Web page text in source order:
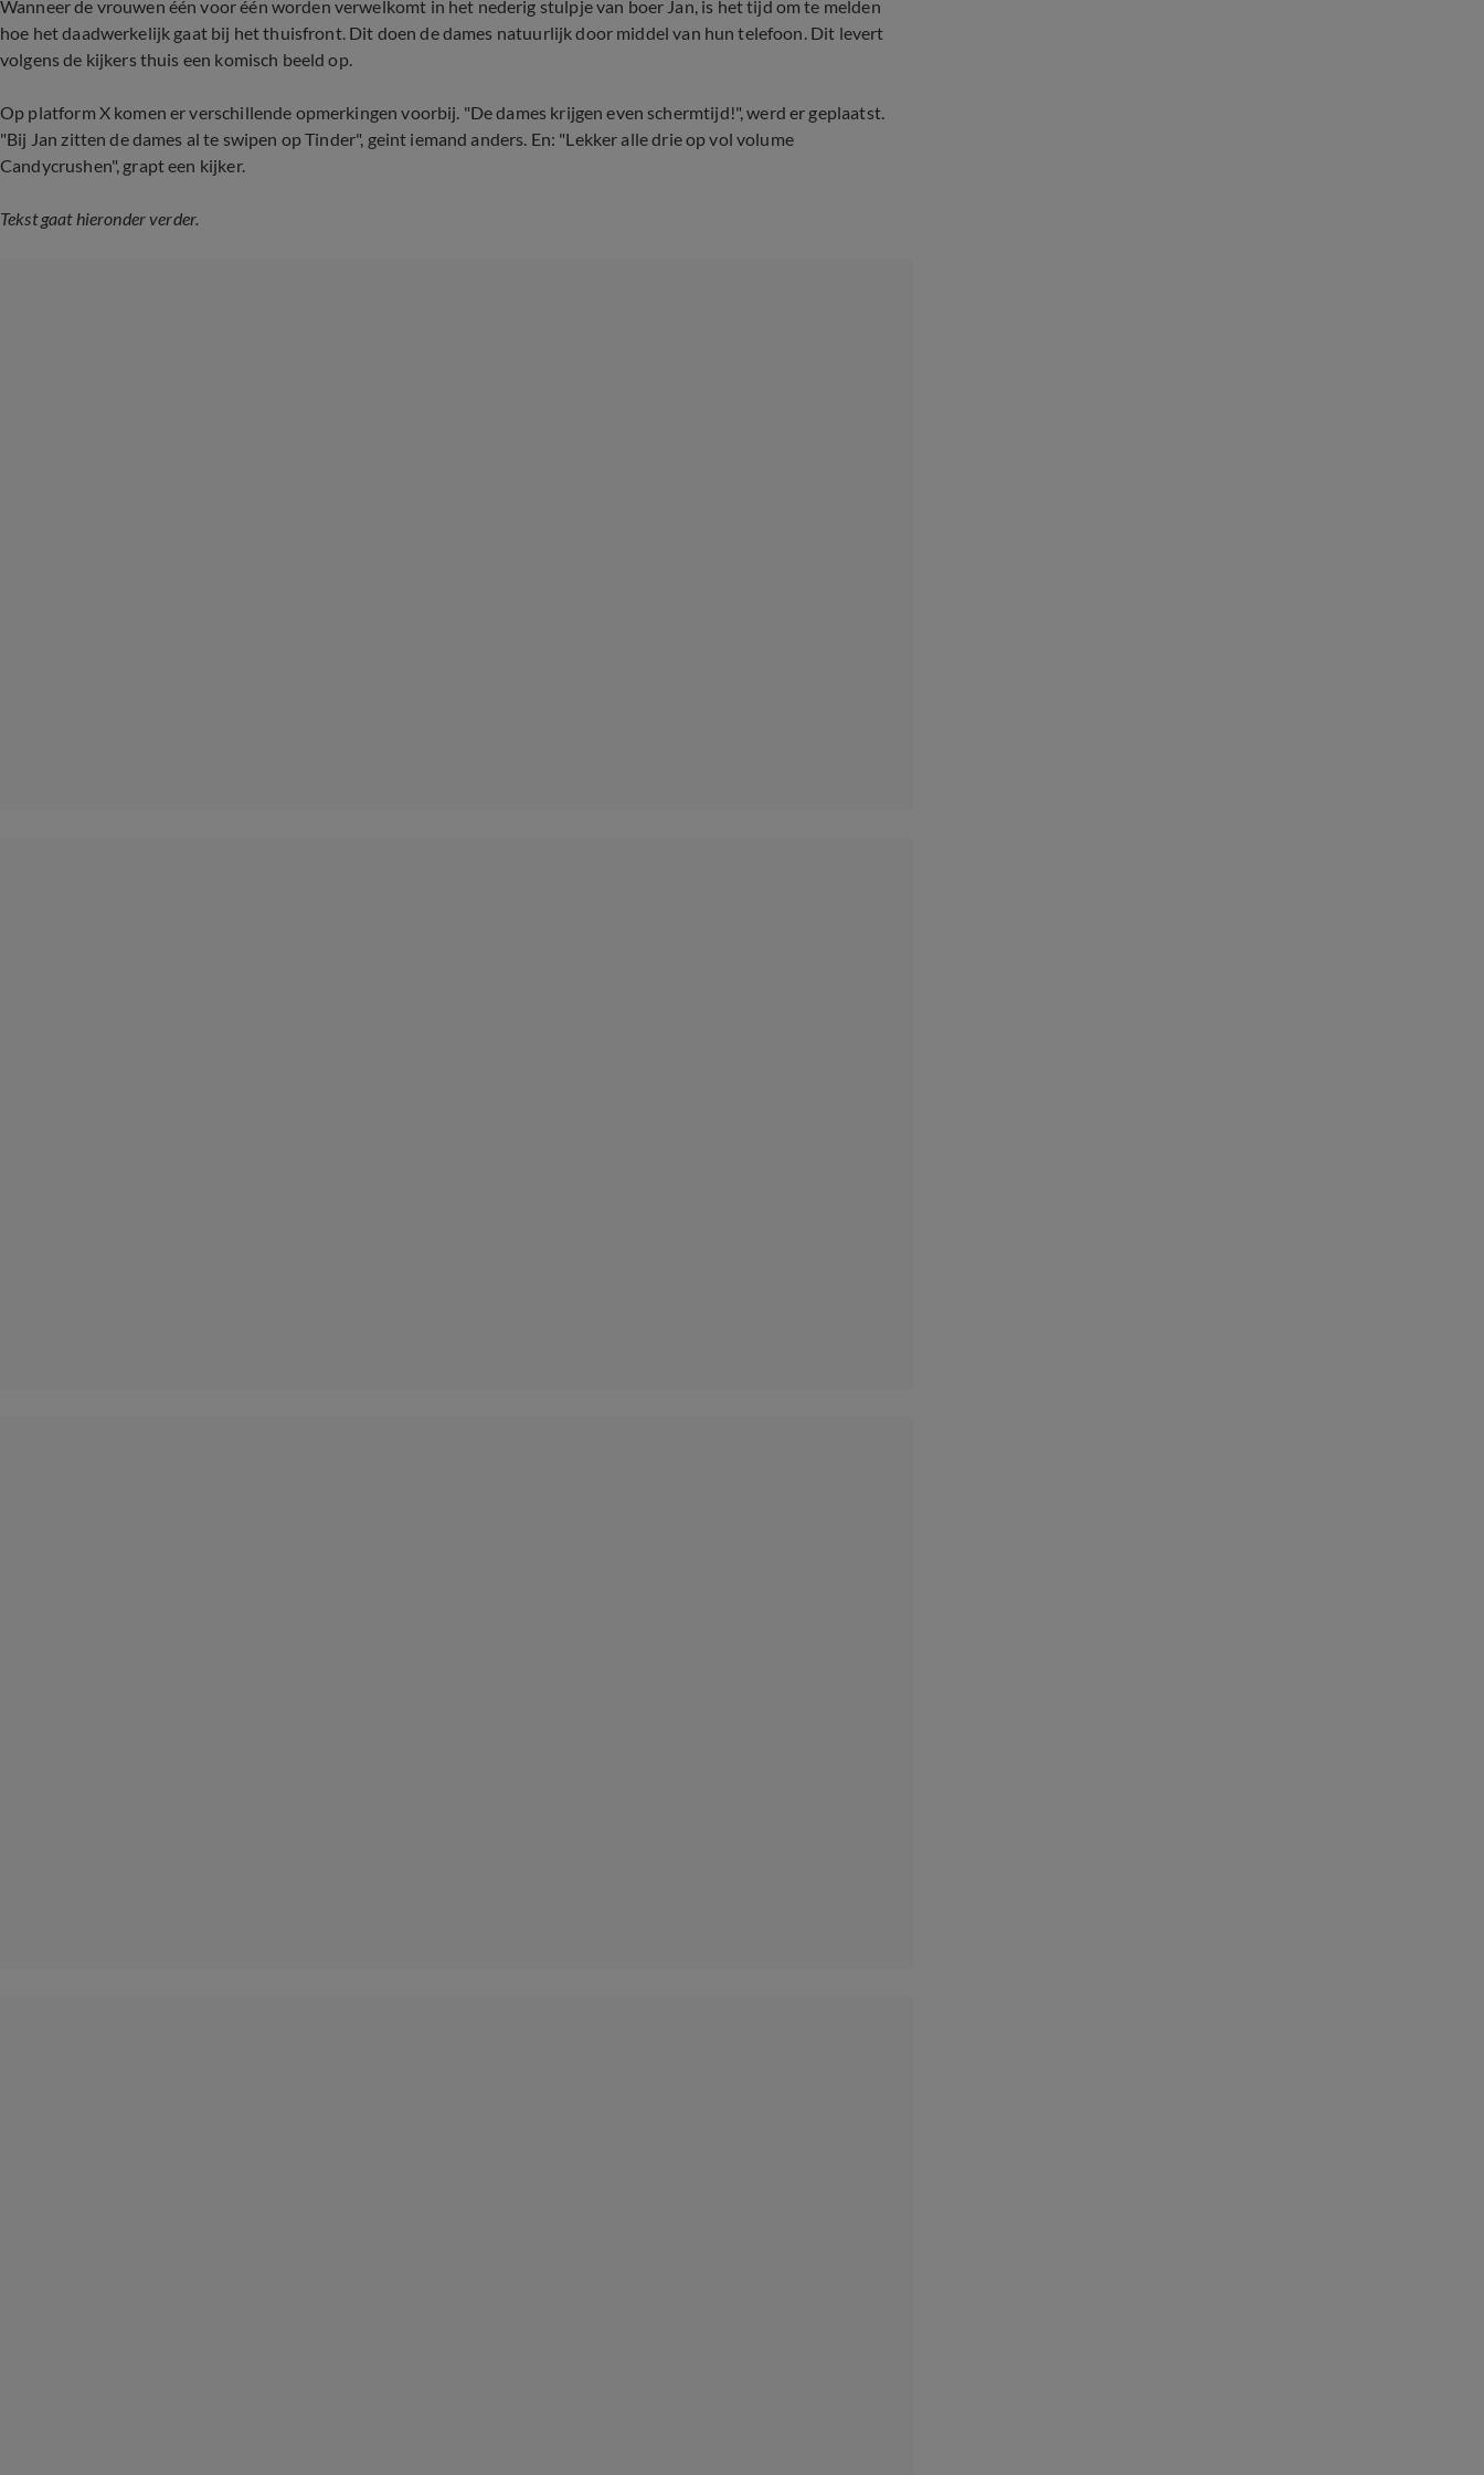
Wanneer de vrouwen één voor één worden verwelkomt in het nederig stulpje van boer Jan, is het tijd om te melden
hoe het daadwerkelijk gaat bij het thuisfront. Dit doen de dames natuurlijk door middel van hun telefoon. Dit levert
volgens de kijkers thuis een komisch beeld op.
Op platform X komen er verschillende opmerkingen voorbij. "De dames krijgen even schermtijd!", werd er geplaatst.
"Bij Jan zitten de dames al te swipen op Tinder", geint iemand anders. En: "Lekker alle drie op vol volume
Candycrushen", grapt een kijker.
Tekst gaat hieronder verder.